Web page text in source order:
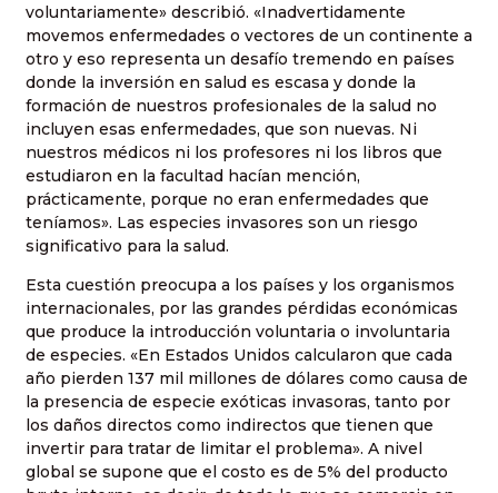
voluntariamente» describió. «Inadvertidamente
movemos enfermedades o vectores de un continente a
otro y eso representa un desafío tremendo en países
donde la inversión en salud es escasa y donde la
formación de nuestros profesionales de la salud no
incluyen esas enfermedades, que son nuevas. Ni
nuestros médicos ni los profesores ni los libros que
estudiaron en la facultad hacían mención,
prácticamente, porque no eran enfermedades que
teníamos». Las especies invasores son un riesgo
significativo para la salud.
Esta cuestión preocupa a los países y los organismos
internacionales, por las grandes pérdidas económicas
que produce la introducción voluntaria o involuntaria
de especies. «En Estados Unidos calcularon que cada
año pierden 137 mil millones de dólares como causa de
la presencia de especie exóticas invasoras, tanto por
los daños directos como indirectos que tienen que
invertir para tratar de limitar el problema». A nivel
global se supone que el costo es de 5% del producto